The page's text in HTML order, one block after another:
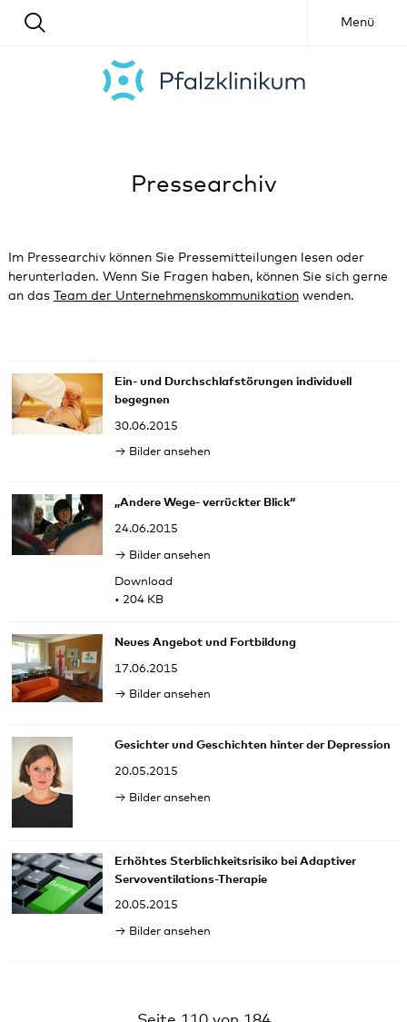
Menü
Pressearchiv
Im Pressearchiv können Sie Pressemitteilungen lesen oder
herunterladen. Wenn Sie Fragen haben, können Sie sich gerne
an das Team der Unternehmenskommunikationwenden.
Ein- und Durchschlafstörungen individuell
begegnen
30.06.2015
Bilder ansehen
„Andere Wege- verrückter Blick“
24.06.2015
Bilder ansehen
Download
• 204 KB
Neues Angebot und Fortbildung
17.06.2015
Bilder ansehen
Gesichter und Geschichten hinter der Depression
20.05.2015
Bilder ansehen
Erhöhtes Sterblichkeitsrisiko bei Adaptiver
Servoventilations-Therapie
20.05.2015
Bilder ansehen